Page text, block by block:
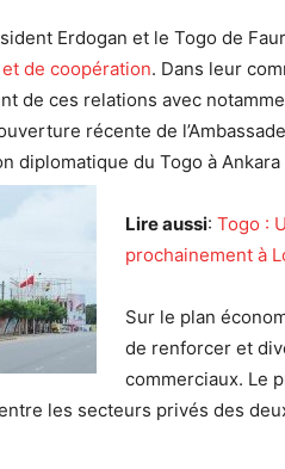
Erdogan et le Togo de
de coopération. Dans leur
de ces relations avec
récente de
diplomatique du Togo à
Lire aussi: Togo :
prochainement à
Sur le plan
de renforcer et
commerciaux. Le
les secteurs privés des